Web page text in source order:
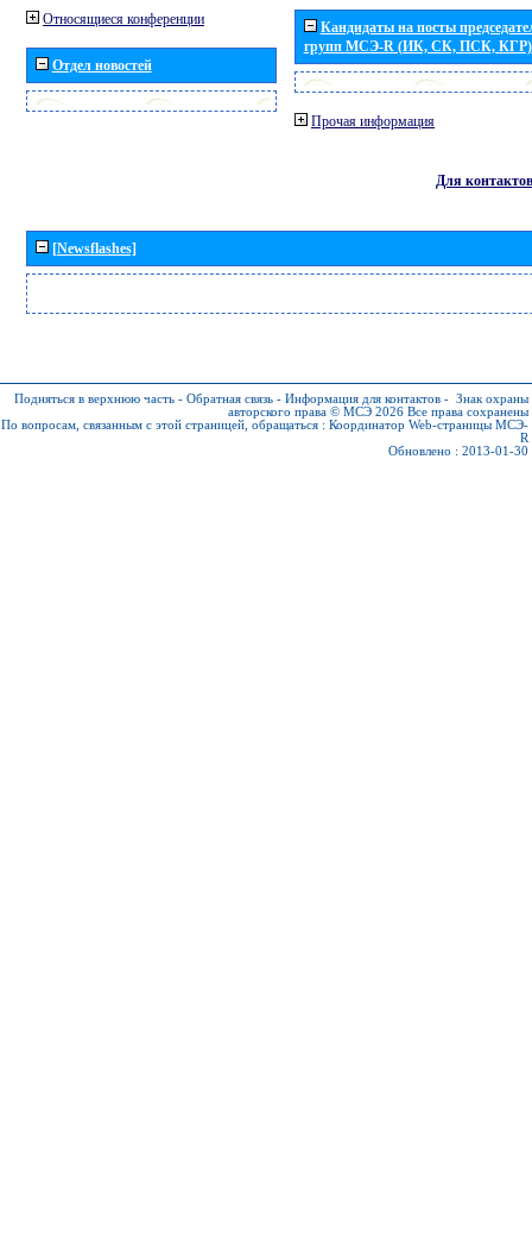
Относящиеся конференции
Отдел новостей
Кандидаты на посты
групп МСЭ-R (ИК, СК, ПСК, КГР)
Прочая информация
Для контактов
[Newsflashes]
Подняться в верхнюю часть - Обратная связь - Информация для контактов - Знак охраны
авторского права © МСЭ 2026 Все права сохранены
По вопросам, связанным с этой страницей, обращаться : Координатор Web-страницы МСЭ-
R
Обновлено : 2013-01-30